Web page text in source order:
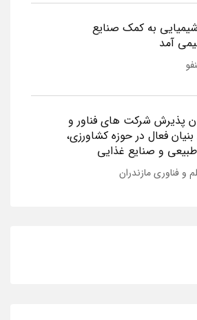
به کمک صنایع
آمد
پذیرش شرکت های فناور و
فعال در حوزه کشاورزی،
طبیعی و صنایع غذایی
و فناوری مازندران